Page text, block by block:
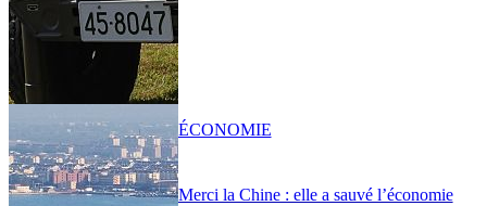
Merci la Chine : elle a sauvé l’économie
ÉCONOMIE